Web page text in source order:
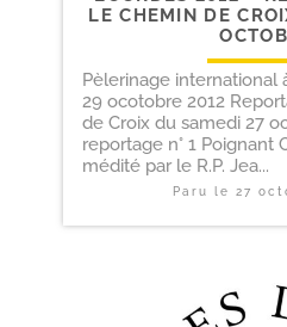
LE CHEMIN DE
Pèlerinage international
29 ocotobre 2012
de Croix du samedi 27
reportage n° 1 Poignant
médité par le R.P. Jea...
Paru le 27